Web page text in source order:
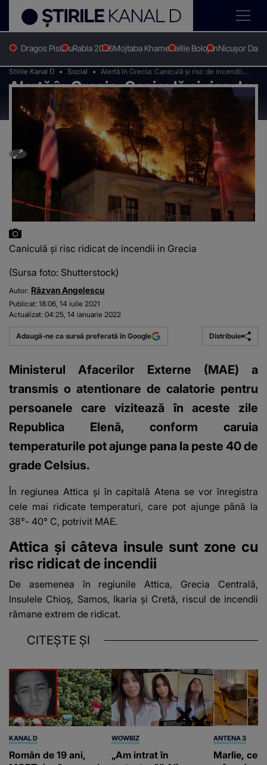
Dragos PislaruRabla 2026Mojtaba KhameneiIlie BolojanNicușor Dan
Stirile Kanal D Social
Alertă în Grecia: Caniculă și risc de incendii.
Anunțul MAE
Alertă în Grecia: Caniculă și risc de
incendii. Anunțul MAE
Caniculă și risc ridicat de incendii in Grecia
(Sursa foto: Shutterstock)
Autor: Răzvan Angelescu
Publicat: 18:06, 14 iulie 2021
Actualizat: 04:25, 14 ianuarie 2022
Adaugă-ne ca sursă preferată în Google Distribuie
Ministerul Afacerilor Externe (MAE) a
transmis o atentionare de calatorie pentru
persoanele care vizitează în aceste zile
Republica Elenă, conform caruia
temperaturile pot ajunge pana la peste 40 de
grade Celsius.
În regiunea Attica şi în capitală Atena se vor înregistra
cele mai ridicate temperaturi, care pot ajunge până la
38°- 40° C, potrivit MAE.
Attica și câteva insule sunt zone cu
risc ridicat de incendii
De asemenea în regiunile Attica, Grecia Centrală,
Insulele Chioș, Samos, Ikaria și Cretă, riscul de incendii
rămane extrem de ridicat.
CITEȘTE ȘI
KANAL D
Român de 19 ani,
WOWBIZ
„Am intrat în
ANTENA 3
Marlie, cel